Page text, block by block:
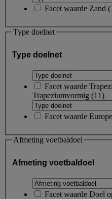
Facet waarde Zand (
Type doelnet
Type doelnet
Facet waarde
Trapeziumvormig (11)
Facet waarde
Afmeting voetbaldoel
Afmeting voetbaldoel
Facet waarde Doel